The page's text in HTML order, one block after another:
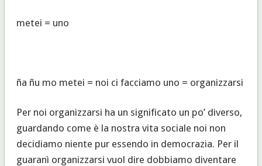
metei = uno
ña ñu mo metei = noi ci facciamo uno = organizzarsi
Per noi organizzarsi ha un significato un po’ diverso,
guardando come è la nostra vita sociale noi non
decidiamo niente pur essendo in democrazia. Per il
guaranì organizzarsi vuol dire dobbiamo diventare